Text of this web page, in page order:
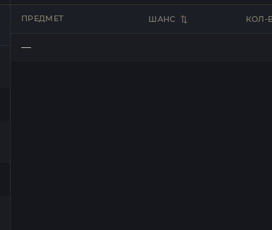
ПРЕДМЕТ ШАНС КОЛ-
—